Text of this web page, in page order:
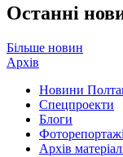
Останні
Більше новин
Архів
Новини
Спецпроекти
Блоги
Фоторепортажі
Архів